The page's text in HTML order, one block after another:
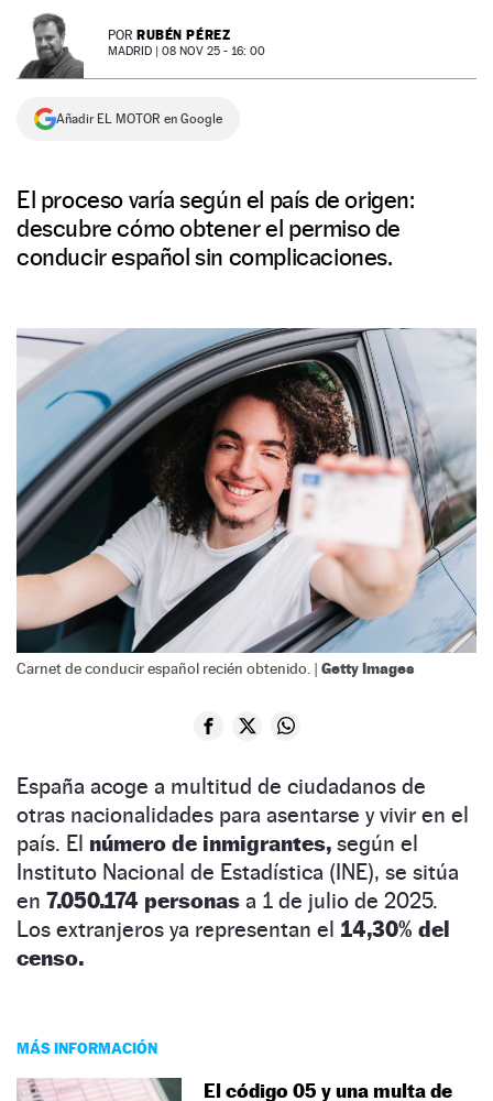
NEWSLETTER POR RUBÉN PÉREZ
MADRID | 08 NOV 25 - 16: 00
Añadir EL MOTOR en Google
El proceso varía según el país de origen:
descubre cómo obtener el permiso de
conducir español sin complicaciones.
Carnet de conducir español recién obtenido. | Getty Images
España acoge a multitud de ciudadanos de
otras nacionalidades para asentarse y vivir en el
país. El número de inmigrantes, según el
Instituto Nacional de Estadística (INE), se sitúa
en 7.050.174 personas a 1 de julio de 2025.
Los extranjeros ya representan el 14,30% del
censo.
MÁS INFORMACIÓN
El código 05 y una multa de